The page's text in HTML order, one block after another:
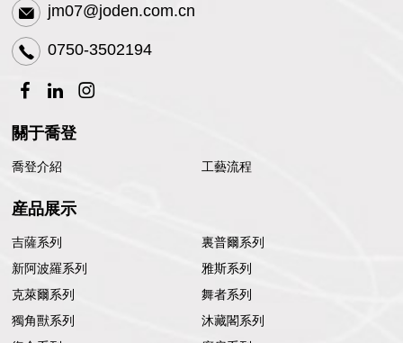
jm07@joden.com.cn
0750-3502194
關于喬登
喬登介紹 工藝流程
産品展示
吉薩系列
裏普爾系列
新阿波羅系列
雅斯系列
克萊爾系列
舞者系列
獨角獸系列
沐藏閣系列